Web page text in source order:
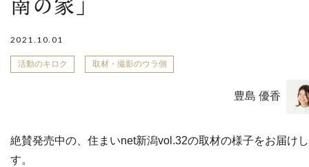
2021.10.01
活動のキロク 取材・撮影のウラ側
豊島 優香
絶賛発売中の、住まいnet新潟vol.32の取材の様子をお届け
す。